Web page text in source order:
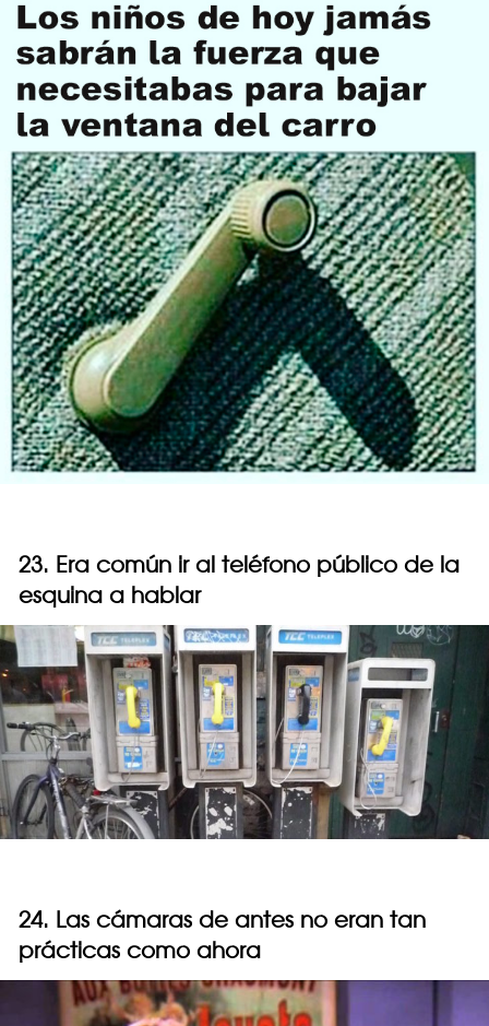
23. Era común ir al teléfono público de la
esquina a hablar
24. Las cámaras de antes no eran tan
prácticas como ahora